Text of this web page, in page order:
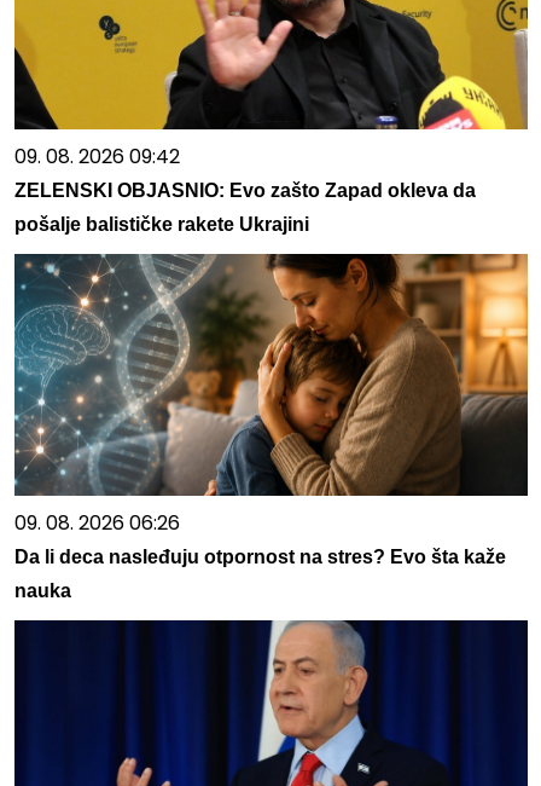
09. 08. 2026 09:42
ZELENSKI OBJASNIO: Evo zašto Zapad okleva da
pošalje balističke rakete Ukrajini
09. 08. 2026 06:26
Da li deca nasleđuju otpornost na stres? Evo šta kaže
nauka